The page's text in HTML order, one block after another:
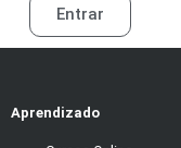
Entrar
Aprendizado